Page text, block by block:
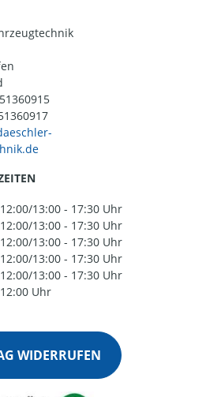
13:00 - 17:30 Uhr
13:00 - 17:30 Uhr
13:00 - 17:30 Uhr
13:00 - 17:30 Uhr
13:00 - 17:30 Uhr
Uhr
WIDERRUFEN